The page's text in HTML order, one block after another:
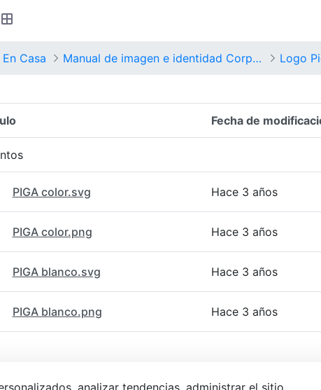
En Casa Manual de imagen e identidad Corporativa Logo
del elemento
Fecha de
PIGA color.svg Hace 3 años
PIGA color.png Hace 3 años
PIGA blanco.svg Hace 3 años
PIGA blanco.png Hace 3 años
analizar tendencias, administrar el sitio,